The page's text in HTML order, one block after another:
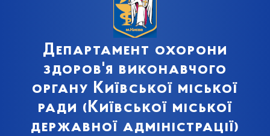
Департамент охорони
здоров'я виконавчого
органу Київської міської
ради (Київської міської
державної адміністрації)